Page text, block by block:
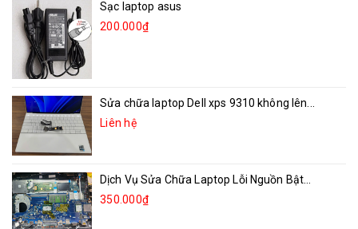
Sạc laptop asus
200.000₫
Sửa chữa laptop Dell xps 9310 không lên...
Liên hệ
Dịch Vụ Sửa Chữa Laptop Lỗi Nguồn Bật...
350.000₫